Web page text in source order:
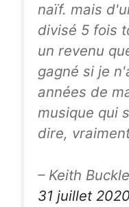
naïf. mais
divisé 5 fois
un revenu
gagné si je
années de
musique qui
dire,
– Keith
31 juillet 2020